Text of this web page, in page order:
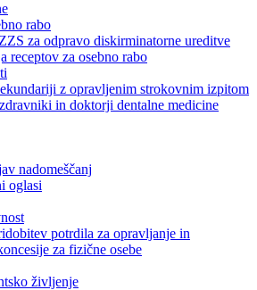
rabo
za odpravo diskirminatorne ureditve
receptov za osebno rabo
z opravljenim strokovnim izpitom
in doktorji dentalne medicine
nadomeščanj
oglasi
potrdila za opravljanje in
za fizične osebe
življenje